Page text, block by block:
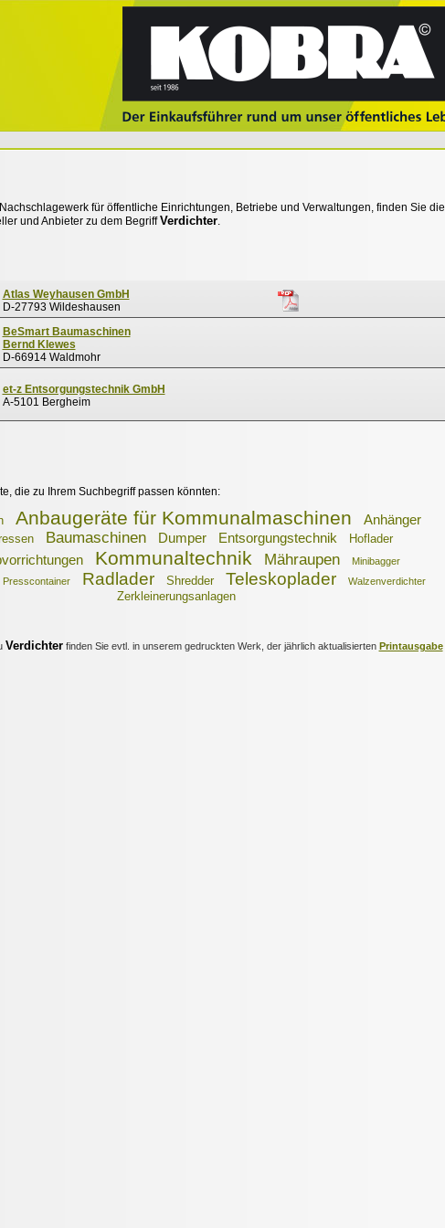
für öffentliche Einrichtungen, Betriebe und Verwaltungen, finden Sie die
und Anbieter zu dem BegriffVerdichter.
Atlas Weyhausen GmbH
D-27793 Wildeshausen
BeSmart Baumaschinen
Bernd Klewes
D-66914 Waldmohr
et-z Entsorgungstechnik GmbH
A-5101 Bergheim
die zu Ihrem Suchbegriff passen könnten:
Anbaugeräte für Kommunalmaschinen Anhänger
Baumaschinen Dumper Entsorgungstechnik Hoflader
Kommunaltechnik Mähraupen Minibagger
Presscontainer Radlader Shredder Teleskoplader Walzenverdichter
Zerkleinerungsanlagen
Verdichterfinden Sie evtl. in unserem gedruckten Werk, der jährlich aktualisierten Printausgabe